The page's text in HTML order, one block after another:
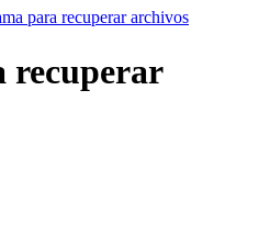
para recuperar archivos
recuperar